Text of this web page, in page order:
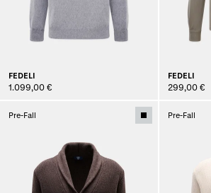
FEDELI
1.099,00 €
FEDELI
299,00 €
Pre-Fall Pre-Fall